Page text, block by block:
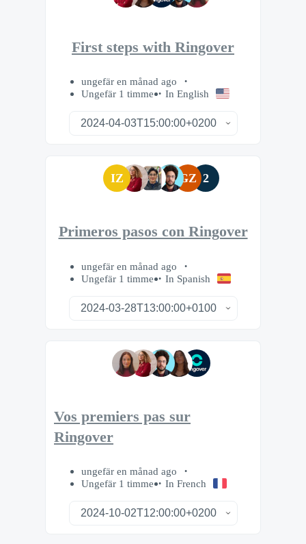
First steps with Ringover
ungefär en månad ago
Ungefär 1 timme
In English
IZ GZ 2
Primeros pasos con Ringover
ungefär en månad ago
Ungefär 1 timme
In Spanish
Vos premiers pas sur
Ringover
ungefär en månad ago
Ungefär 1 timme
In French